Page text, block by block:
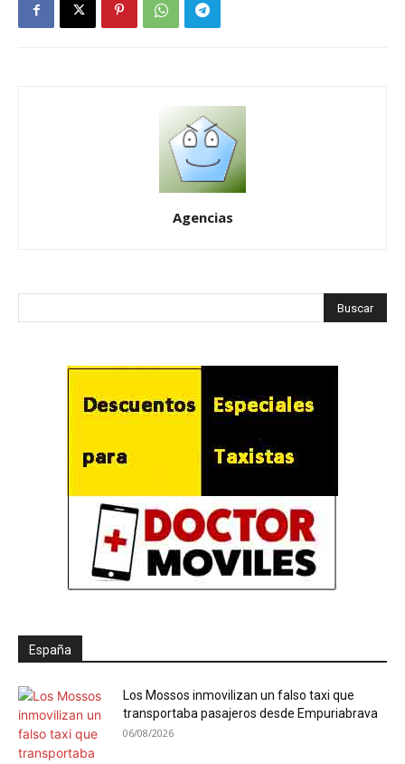
Agencias
España
Los Mossos inmovilizan un falso taxi que
transportaba pasajeros desde Empuriabrava
06/08/2026